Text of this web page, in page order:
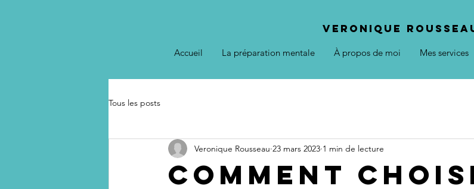
VERONIQUE
Accueil La préparation mentale À propos de moi Mes services
Tous les posts
Comment
Veronique Rousseau 23 mars 2023 1 min de lecture